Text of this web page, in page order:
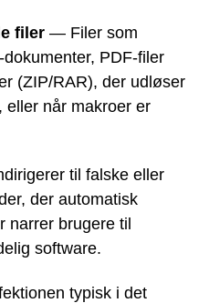
filer — Filer som
PDF-filer
(ZIP/RAR), der udløser
eller når makroer er
til falske eller
der automatisk
narrer brugere til
software.
typisk i det